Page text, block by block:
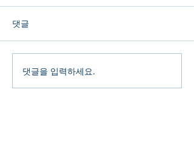
댓글
댓글을 입력하세요.